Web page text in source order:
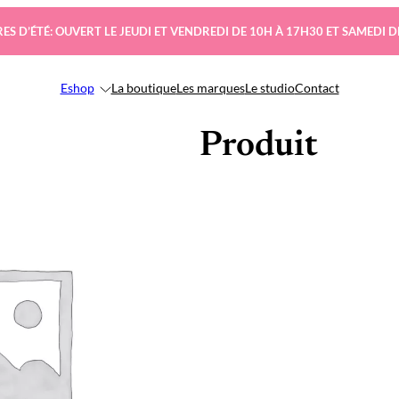
D’ÉTÉ: OUVERT LE JEUDI ET VENDREDI DE 10H À 17H30 ET SAMEDI
Eshop La boutiqueLes marquesLe studioContact
Produit